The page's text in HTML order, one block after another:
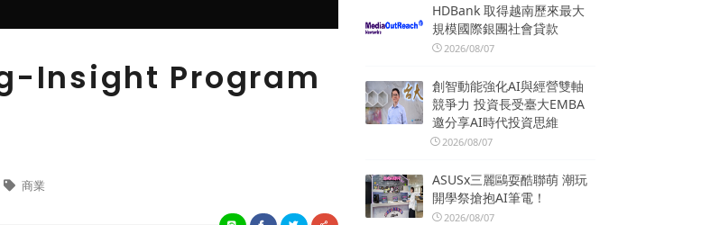
Insight Program
商業
HDBank 取得越南歷來最大
規模國際銀團社會貸款
2026/08/07
創智動能強化AI與經營雙軸
競爭力 投資長受臺大EMBA
邀分享AI時代投資思維
2026/08/07
ASUSx三麗鷗耍酷聯萌 潮玩
開學祭搶抱AI筆電！
2026/08/07